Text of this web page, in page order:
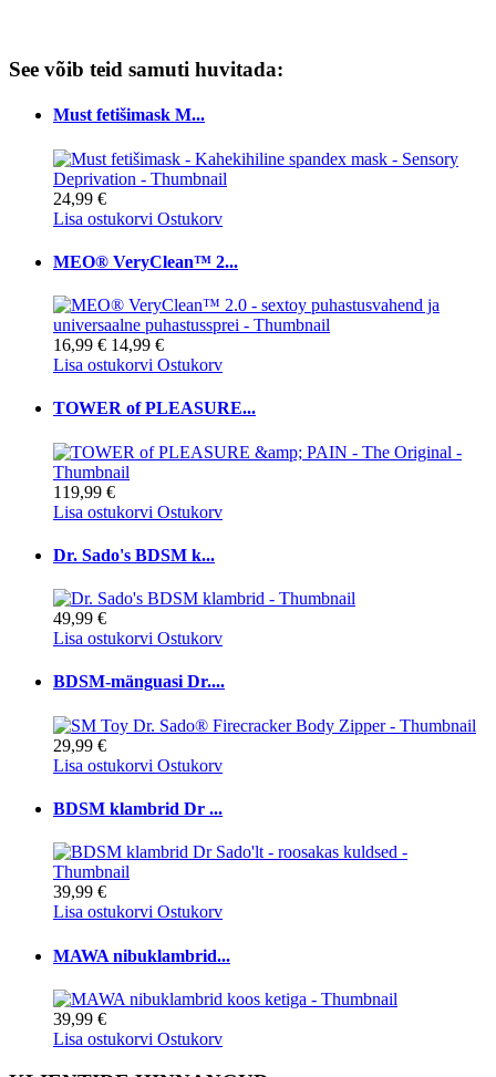
See võib teid samuti huvitada:
Must fetišimask M...
24,99 €
Lisa ostukorvi Ostukorv
MEO® VeryClean™ 2...
16,99 € 14,99 €
Lisa ostukorvi Ostukorv
TOWER of PLEASURE...
119,99 €
Lisa ostukorvi Ostukorv
Dr. Sado's BDSM k...
49,99 €
Lisa ostukorvi Ostukorv
BDSM-mänguasi Dr....
29,99 €
Lisa ostukorvi Ostukorv
BDSM klambrid Dr ...
39,99 €
Lisa ostukorvi Ostukorv
MAWA nibuklambrid...
39,99 €
Lisa ostukorvi Ostukorv